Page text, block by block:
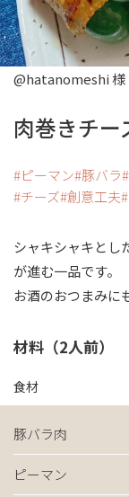
@hatanomeshi 様
肉巻きチー
ピーマン 豚バラ
チーズ 創意工夫
シャキシャキとし
が進む一品です。
お酒のおつまみに
材料（2人前）
食材
豚バラ肉
ピーマン